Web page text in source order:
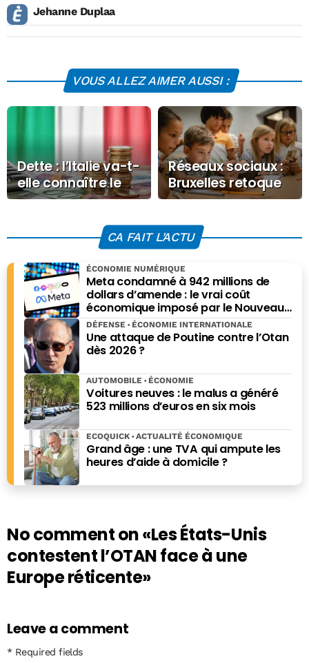
Jehanne Duplaa
VOUS ALLEZ AIMER AUSSI :
Dette : l’Italie va-t-
elle connaître le
sort de la Grèce ?
Réseaux sociaux :
Bruxelles retoque
la copie française
calendrier
CA FAIT L'ACTU
Meta condamné à 942 millions de
dollars d’amende : le vrai coût
économique imposé par le Nouveau-
Mexique
ÉCONOMIE NUMÉRIQUE
Une attaque de Poutine contre l’Otan
dès 2026 ?
DÉFENSE ÉCONOMIE INTERNATIONALE
Voitures neuves : le malus a généré
523 millions d’euros en six mois
AUTOMOBILE ÉCONOMIE
Grand âge : une TVA qui ampute les
heures d’aide à domicile ?
ECOQUICK ACTUALITÉ ÉCONOMIQUE
No comment on«Les États-Unis
contestent l’OTAN face à une
Europe réticente»
Leave a comment
* Required fields